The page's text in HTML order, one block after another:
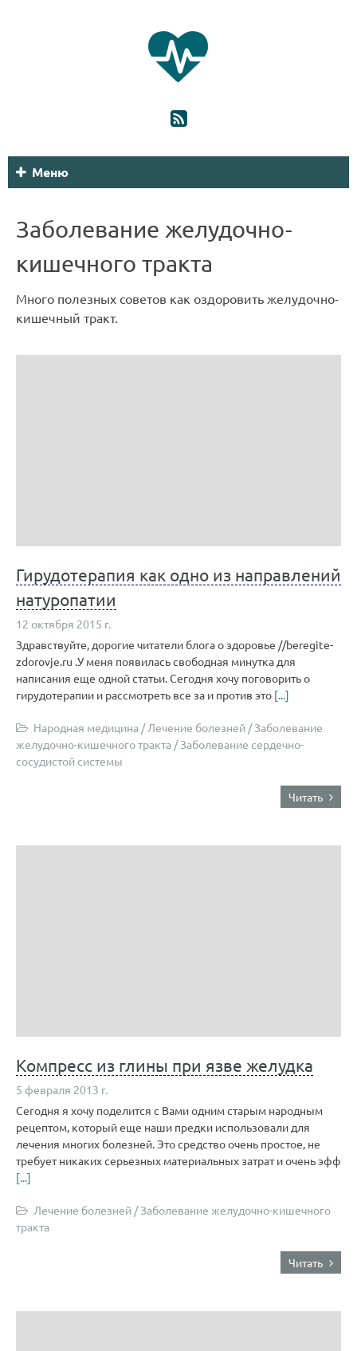
Меню
Заболевание желудочно-
кишечного тракта
Много полезных советов как оздоровить желудочно-
кишечный тракт.
Гирудотерапия как одно из направлений
натуропатии
12 октября 2015 г.
Здравствуйте, дорогие читатели блога о здоровье //beregite-
zdorovje.ru .У меня появилась свободная минутка для
написания еще одной статьи. Сегодня хочу поговорить о
гирудотерапии и рассмотреть все за и против это [...]
Народная медицина /Лечение болезней /Заболевание
желудочно-кишечного тракта /Заболевание сердечно-
сосудистой системы
Читать
Компресс из глины при язве желудка
5 февраля 2013 г.
Сегодня я хочу поделится с Вами одним старым народным
рецептом, который еще наши предки использовали для
лечения многих болезней. Это средство очень простое, не
требует никаких серьезных материальных затрат и очень эфф
[...]
Лечение болезней /Заболевание желудочно-кишечного
тракта
Читать